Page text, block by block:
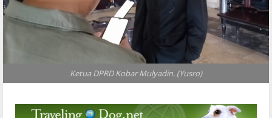
Ketua DPRD Kobar Mulyadin. (Yusro)